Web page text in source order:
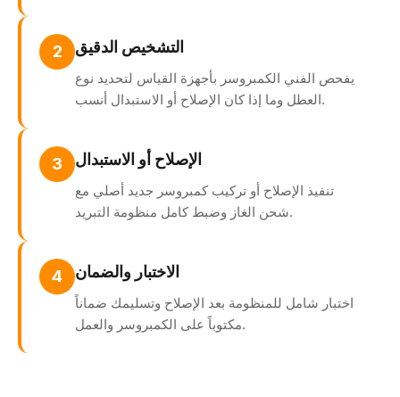
2 التشخيص الدقيق
يفحص الفني الكمبروسر بأجهزة القياس لتحديد نوع
العطل وما إذا كان الإصلاح أو الاستبدال أنسب.
3 الإصلاح أو الاستبدال
تنفيذ الإصلاح أو تركيب كمبروسر جديد أصلي مع
شحن الغاز وضبط كامل منظومة التبريد.
4 الاختبار والضمان
اختبار شامل للمنظومة بعد الإصلاح وتسليمك ضماناً
مكتوباً على الكمبروسر والعمل.